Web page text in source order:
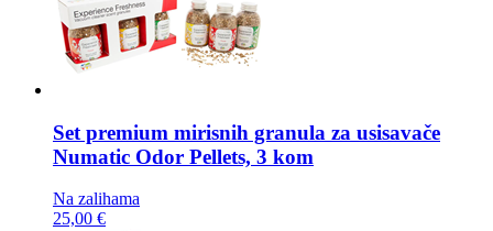
Set premium mirisnih granula za usisavače
Numatic Odor Pellets, 3 kom
Na zalihama
25,00 €